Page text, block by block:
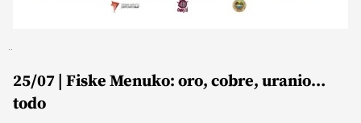
25/07 | Fiske Menuko: oro, cobre, uranio…
todo